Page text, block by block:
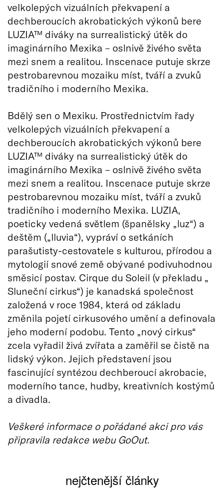
velkolepých vizuálních překvapení a
dechberoucích akrobatických výkonů bere
LUZIA™ diváky na surrealistický útěk do
imaginárního Mexika – oslnivě živého světa
mezi snem a realitou. Inscenace putuje skrze
pestrobarevnou mozaiku míst, tváří a zvuků
tradičního i moderního Mexika.
Bdělý sen o Mexiku. Prostřednictvím řady
velkolepých vizuálních překvapení a
dechberoucích akrobatických výkonů bere
LUZIA™ diváky na surrealistický útěk do
imaginárního Mexika – oslnivě živého světa
mezi snem a realitou. Inscenace putuje skrze
pestrobarevnou mozaiku míst, tváří a zvuků
tradičního i moderního Mexika. LUZIA,
poeticky vedená světlem (španělsky „luz“) a
deštěm („lluvia“), vypráví o setkáních
parašutisty-cestovatele s kulturou, přírodou a
mytologií snové země obývané podivuhodnou
směsicí postav. Cirque du Soleil (v překladu „
Sluneční cirkus“) je kanadská společnost
založená v roce 1984, která od základu
změnila pojetí cirkusového umění a definovala
jeho moderní podobu. Tento „nový cirkus“
zcela vyřadil živá zvířata a zaměřil se čistě na
lidský výkon. Jejich představení jsou
fascinující syntézou dechberoucí akrobacie,
moderního tance, hudby, kreativních kostýmů
a divadla.
Veškeré informace o pořádané akci pro vás
připravila redakce webu GoOut.
nejčtenější články